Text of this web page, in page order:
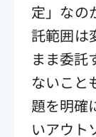
定」なの
託範囲は
まま委託
ないこと
題を明確
いアウト